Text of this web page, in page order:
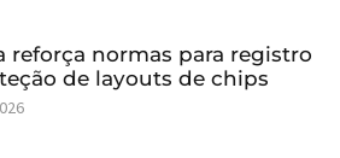
reforça normas para registro
de layouts de chips